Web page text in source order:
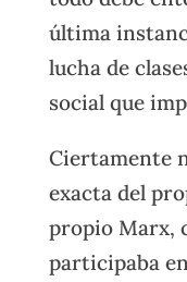
última
lucha de
social que
Ciertamente
exacta del
propio Marx,
participaba